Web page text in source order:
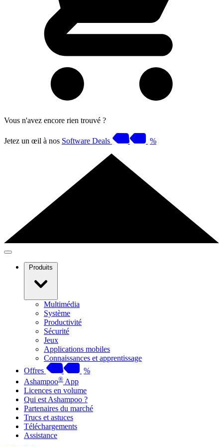
Vous n'avez encore rien trouvé ?
Jetez un œil à nos Software Deals %
Produits
Multimédia
Système
Productivité
Sécurité
Jeux
Applications mobiles
Connaissances et apprentissage
Offres
%
Ashampoo® App
Licences en volume
Qui est Ashampoo ?
Partenaires du marché
Trucs et astuces
Téléchargements
Assistance